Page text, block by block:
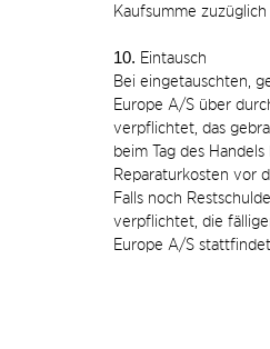
Kaufsumme
10. Eintausch
Bei eingetauschten,
Europe A/S über
verpflichtet, das
beim Tag des
Reparaturkosten vor
Falls noch
verpflichtet, die
Europe A/S stattfindet.